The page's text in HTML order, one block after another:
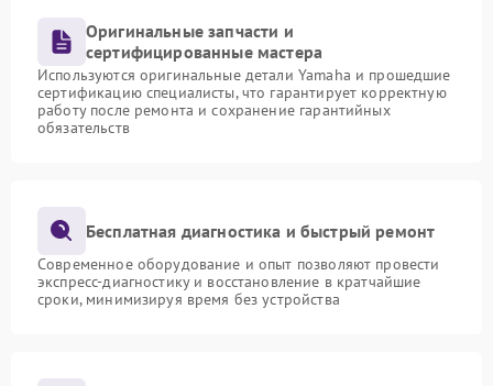
Оригинальные запчасти и
сертифицированные мастера
Используются оригинальные детали Yamaha и прошедшие
сертификацию специалисты, что гарантирует корректную
работу после ремонта и сохранение гарантийных
обязательств
Бесплатная диагностика и быстрый ремонт
Современное оборудование и опыт позволяют провести
экспресс-диагностику и восстановление в кратчайшие
сроки, минимизируя время без устройства